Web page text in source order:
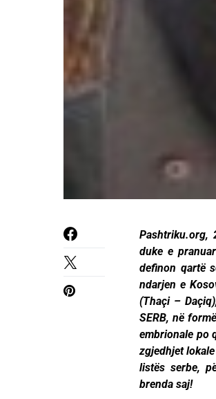
Pashtriku.org,
duke e
definon qartë
ndarjen e
(Thaçi –
SERB, në
embrionale po
zgjedhjet
listës serbe,
brenda saj!